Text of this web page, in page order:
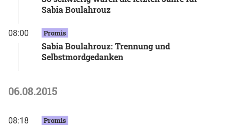
Sabia Boulahrouz
08:00 Promis
Sabia Boulahrouz: Trennung und
Selbstmordgedanken
06.08.2015
08:18 Promis